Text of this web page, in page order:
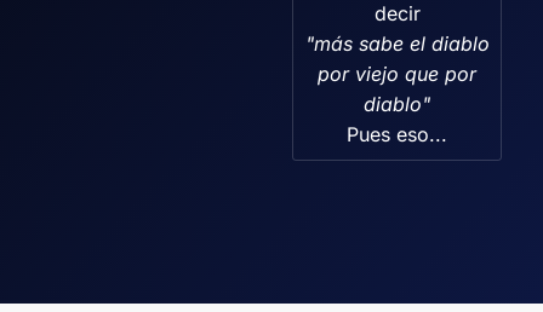
decir
"más sabe el diablo
por viejo que por
diablo"
Pues eso...